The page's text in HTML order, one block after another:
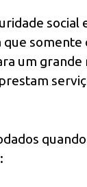
social
um grande